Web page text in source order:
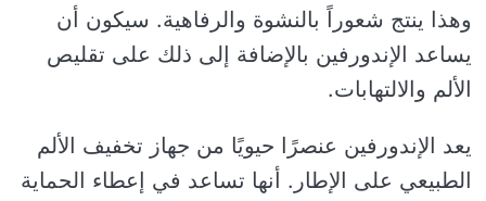
وهذا ينتج شعوراً بالنشوة والرفاهية. سيكون أن
يساعد الإندورفين بالإضافة إلى ذلك على تقليص
الألم والالتهابات.
يعد الإندورفين عنصرًا حيويًا من جهاز تخفيف الألم
الطبيعي على الإطار. أنها تساعد في إعطاء الحماية